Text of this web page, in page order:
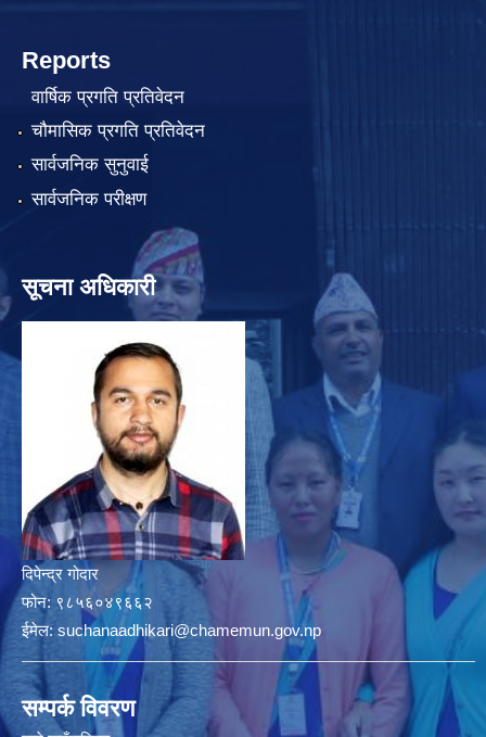
Reports
वार्षिक प्रगति प्रतिवेदन
चौमासिक प्रगति प्रतिवेदन
सार्वजनिक सुनुवाई
सार्वजनिक परीक्षण
सूचना अधिकारी
दिपेन्द्र गोदार
फोन: ९८५६०४९६६२
ईमेल: suchanaadhikari@chamemun.gov.np
सम्पर्क विवरण